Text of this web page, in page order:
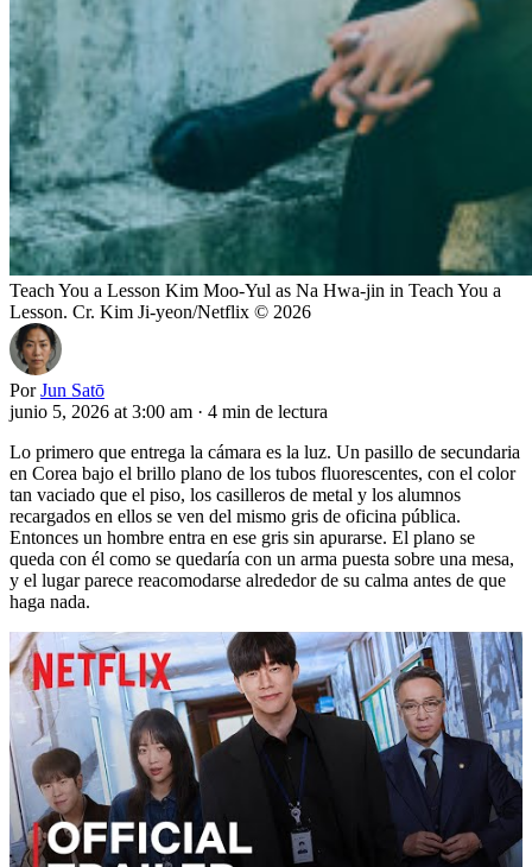
Teach You a Lesson Kim Moo-Yul as Na Hwa-jin in Teach You a
Lesson. Cr. Kim Ji-yeon/Netflix © 2026
Por Jun Satō
junio 5, 2026 at 3:00 am · 4 min de lectura
Lo primero que entrega la cámara es la luz. Un pasillo de secundaria
en Corea bajo el brillo plano de los tubos fluorescentes, con el color
tan vaciado que el piso, los casilleros de metal y los alumnos
recargados en ellos se ven del mismo gris de oficina pública.
Entonces un hombre entra en ese gris sin apurarse. El plano se
queda con él como se quedaría con un arma puesta sobre una mesa,
y el lugar parece reacomodarse alrededor de su calma antes de que
haga nada.